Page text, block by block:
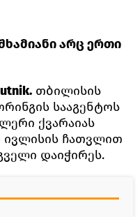
არც ერთი
თბილისის
სააგენტოს
ქვარაიას
ივლისის ჩათვლით
დაიჭირეს.